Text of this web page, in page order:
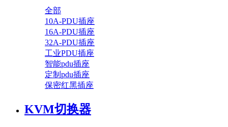
全部
10A-PDU插座
16A-PDU插座
32A-PDU插座
工业PDU插座
智能pdu插座
定制pdu插座
保密红黑插座
KVM切换器